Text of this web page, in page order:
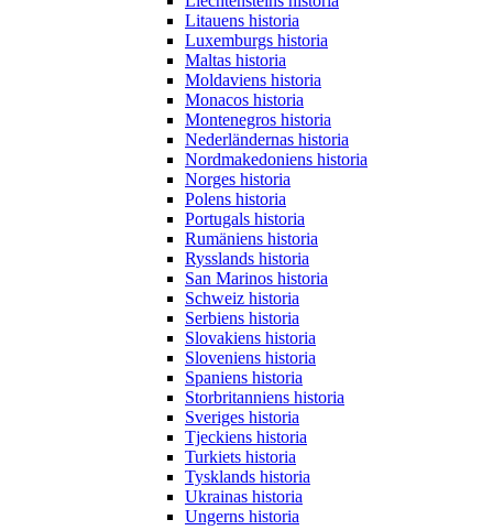
Litauens historia
Luxemburgs historia
Maltas historia
Moldaviens historia
Monacos historia
Montenegros historia
Nederländernas historia
Nordmakedoniens historia
Norges historia
Polens historia
Portugals historia
Rumäniens historia
Rysslands historia
San Marinos historia
Schweiz historia
Serbiens historia
Slovakiens historia
Sloveniens historia
Spaniens historia
Storbritanniens historia
Sveriges historia
Tjeckiens historia
Turkiets historia
Tysklands historia
Ukrainas historia
Ungerns historia